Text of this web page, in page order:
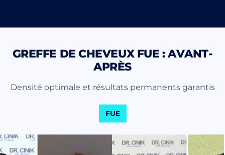
GREFFE DE CHEVEUX FUE : AVANT-
APRÈS
Densité optimale et résultats permanents garantis
FUE